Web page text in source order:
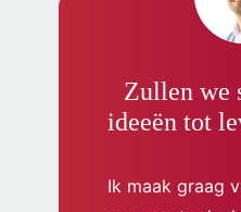
Zullen we
ideeën tot
Ik maak graag